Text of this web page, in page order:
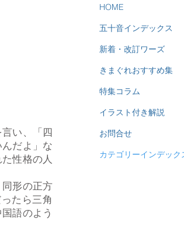
い、「四
だよ」な
性格の人
形の正方
たら三角
語のよう
HOME
五十音インデックス
新着・改訂ワーズ
きまぐれおすすめ集
特集コラム
イラスト付き解説
お問合せ
カテゴリーインデック